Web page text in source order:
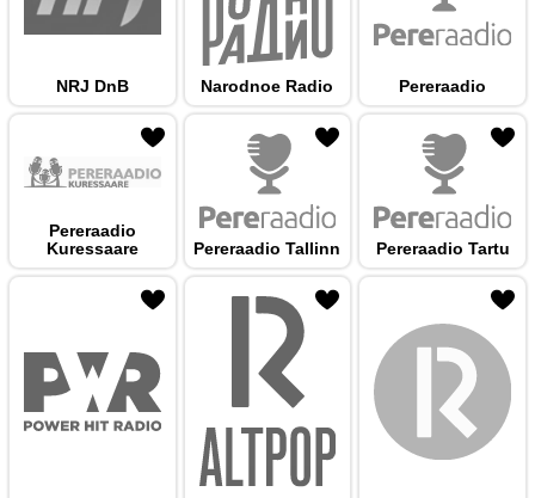
NRJ DnB Narodnoe Radio Pereraadio
Pereraadio
Kuressaare
Pereraadio Tallinn Pereraadio Tartu